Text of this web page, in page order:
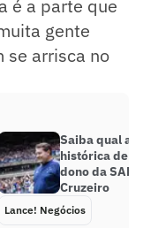
é a parte que
gente
se arrisca no
Saiba qual a
histórica de
dono da SAF,
Cruzeiro
Lance! Negócios